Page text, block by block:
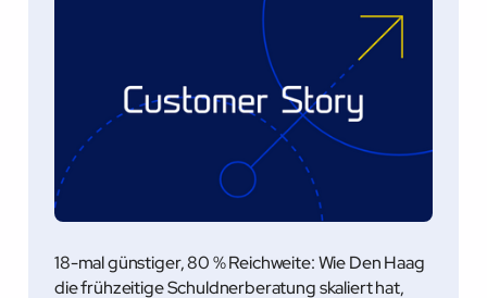
18-mal günstiger, 80 % Reichweite: Wie Den Haag
die frühzeitige Schuldnerberatung skaliert hat,